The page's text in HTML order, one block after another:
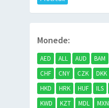
Monede:
AED ALL AUD BAM
CHF
CNY CZK DKK
HKD
HRK HUF ILS
KWD
KZT MDL MXN